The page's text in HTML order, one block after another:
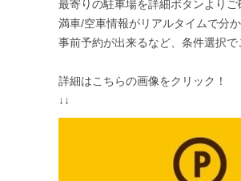
最寄りの駐車場を詳細ボタンより
満車/空車情報がリアルタイムで分
事前予約が出来るなど、条件選択
詳細はこちらの画像をクリック！
↓↓